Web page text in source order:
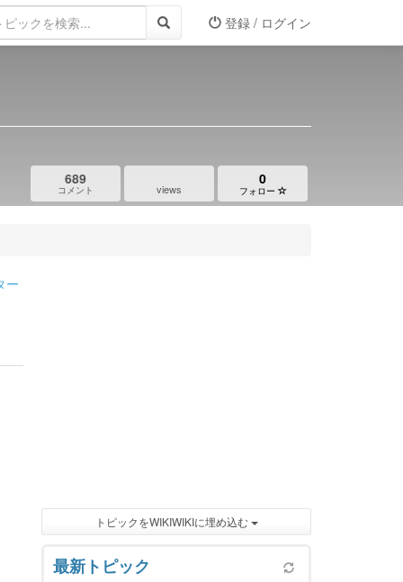
登録 / ログイン
689
コメント views
0
フォロー
ー
トピックをWIKIWIKIに埋め込む
最新トピック